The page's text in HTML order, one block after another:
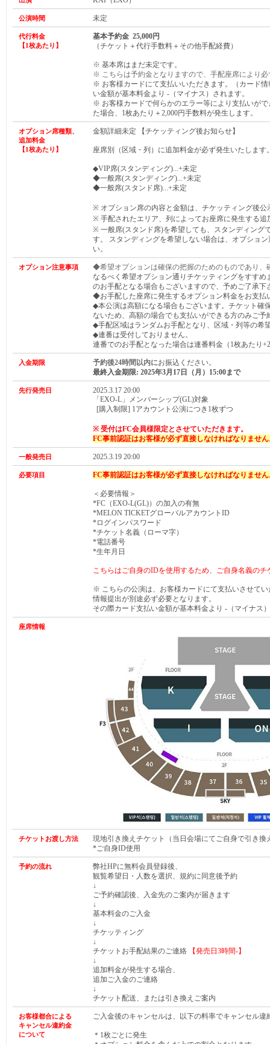
公演時間 未定
代行料金
【1枚あたり】
基本予約金 25,000円
（チケット＋代行手数料＋その他手配経費）
※ 基本席はまだ未定です。
※ こちらは予約金となりますので、手配座席により
※ お客様カードにて支払いいただきます。（カード
い金額が基本料金より -（マイナス）されます。
※ お客様カードで何らかのエラー等により支払いが
た場合、1枚あたり＋2,000円手数料が発生します。
オプション席種類、
追加料金
【1枚あたり】
金額詳細未定 【チケッティング後お知らせ】
座席別（区域・列）に追加料金が必ず発生いたします
◆VIP席(スタンディング)...+未定
◆一般席(スタンディング)...+未定
◆一般席(スタンド席)...+未定
※ オプション席の内容と金額は、チケッティング後公
※ 手配されたエリア、列によってお座席に発生する追
※ 一般席(スタンド席)を希望しても、スタンディング
す。 スタンディングを希望しない場合は、オプショ
い。
オプション注意事項
◆希望オプションは確保の把握のためのものであり、
なるべく希望オプション通りチケッティングをすす
のお手配となる場合もございますので、予めご了承下
◆お手配した座席に発生するオプション料金をお支払
◆本公演は高額になる場合もございます。チケット確
ないため、高額の場合でも支払いができる方のみご予
◆手配区域はランダムお手配となり、区域・列等の希
◆連番は受付しておりません。
連番でのお手配となった場合は連番料金（1枚あたり
入金期限 予約後24時間以内にお振込ください。
最終入金期限: 2025年3月17日（月 ）15:00まで
先行発売日
2025.3.17 20:00
「EXO-L」メンバーシップ(GL)対象
[購入制限] 1アカウント公演につき1枚ずつ
※ 受付はFC会員様限定とさせていただきます。
FC事前認証はお客様が必ず直接しなければなりませ
一般発売日 2025.3.19 20:00
必要項目 FC事前認証はお客様が必ず直接しなければなりませ
＜必要情報＞
*FC（EXO-L(GL)）の加入の有無
*MELON TICKETグローバルアカウントID
*ログインパスワード
*チケット名義（ローマ字）
*電話番号
*生年月日
こちらはご自身のIDを使用するため、ご自身名義のチ
※ こちらの公演は、お客様カードにて支払いさせて
情報提出が別途必ず必要となります。
その際カード支払い金額が基本料金より -（マイナス
座席情報
チケットお渡し方法
現地引き換えチケット（当日会場にてご自身で引き換
*ご自身ID使用
予約の流れ
弊社HPに無料会員登録後、
観覧希望日・人数を選択、規約に同意後予約
↓
ご予約確認後、入金先のご案内が届きます
↓
基本料金のご入金
↓
チケッティング
↓
チケットお手配結果のご連絡
【発売日 3時間-】
↓
追加料金が発生する場合、
追加ご入金のご連絡
↓
チケット配送、または引き換えご案内
お客様都合による
キャンセル違約金
について
ご入金後のキャンセルは、以下の料率でキャンセル違
＊1枚ごとに発生